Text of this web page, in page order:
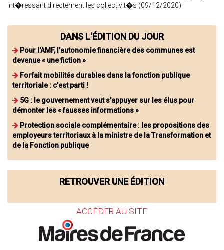
int�ressant directement les collectivit�s (09/12/2020)
DANS L'ÉDITION DU JOUR
Pour l'AMF, l'autonomie financière des communes est
devenue « une fiction »
Forfait mobilités durables dans la fonction publique
territoriale : c'est parti !
5G : le gouvernement veut s'appuyer sur les élus pour
démonter les « fausses informations »
Protection sociale complémentaire : les propositions des
employeurs territoriaux à la ministre de la Transformation et
de la Fonction publique
RETROUVER UNE ÉDITION
ACCÉDER AU SITE